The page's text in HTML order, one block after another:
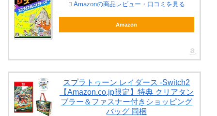
Amazonの商品レビュー・口コミを見る
Amazon
スプラトゥーン レイダース -Switch2
【Amazon.co.jp限定】特典 クリアタン
ブラー＆ファスナー付きショッピング
バッグ 同梱